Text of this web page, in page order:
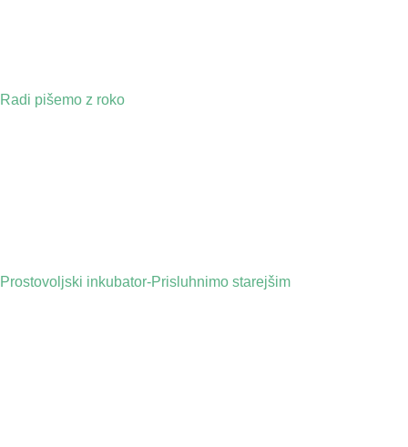
Radi pišemo z roko
Prostovoljski inkubator-Prisluhnimo starejšim